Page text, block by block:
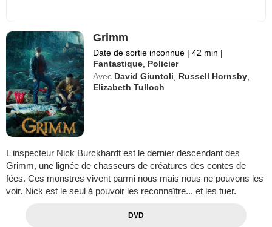
Grimm
Date de sortie inconnue | 42 min |
Fantastique Policier
Avec David Giuntoli Russell Hornsby
Elizabeth Tulloch
L'inspecteur Nick Burckhardt est le dernier descendant des
Grimm, une lignée de chasseurs de créatures des contes de
fées. Ces monstres vivent parmi nous mais nous ne pouvons les
voir. Nick est le seul à pouvoir les reconnaître... et les tuer.
DVD